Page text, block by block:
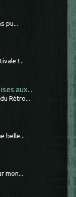
pu...
!...
aux...
Rétro...
belle...
mon...